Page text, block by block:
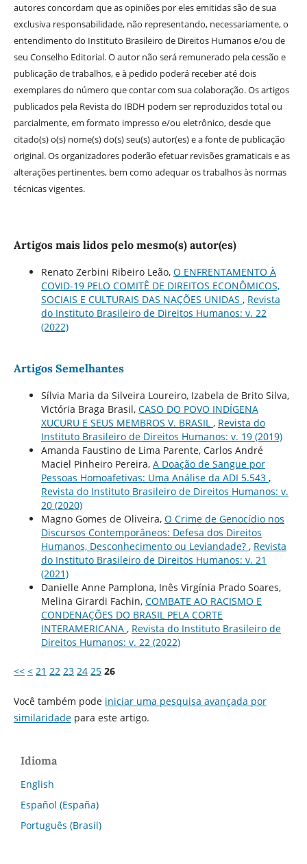
autores concordam que as opiniões por eles emitidas são de sua
exclusiva responsabilidade, não representando, necessariamente, o
entendimento do Instituto Brasileiro de Direitos Humanos e/ou de
seu Conselho Editorial. O autor não será remunerado pela cessão e
publicação de trabalhos, e à pedido poderá receber até dois
exemplares do número que contar com sua colaboração. Os artigos
publicados pela Revista do IBDH podem ser reproduzidos total ou
parcialmente, em formato impresso e/ou eletrônico, desde que
citado(s) o(s) nome(s) do(s) seu(s) autor(es) e a fonte de publicação
original. Os organizadores poderão efetuar revisões gramaticais e as
alterações pertinentes, bem como adequar os trabalhos às normas
técnicas vigentes.
Artigos mais lidos pelo mesmo(s) autor(es)
Renato Zerbini Ribeiro Leão, O ENFRENTAMENTO À
COVID-19 PELO COMITÊ DE DIREITOS ECONÔMICOS,
SOCIAIS E CULTURAIS DAS NAÇÕES UNIDAS , Revista
do Instituto Brasileiro de Direitos Humanos: v. 22
(2022)
Artigos Semelhantes
Sílvia Maria da Silveira Loureiro, Izabela de Brito Silva,
Victória Braga Brasil, CASO DO POVO INDÍGENA
XUCURU E SEUS MEMBROS V. BRASIL , Revista do
Instituto Brasileiro de Direitos Humanos: v. 19 (2019)
Amanda Faustino de Lima Parente, Carlos André
Maciel Pinheiro Pereira, A Doação de Sangue por
Pessoas Homoafetivas: Uma Análise da ADI 5.543 ,
Revista do Instituto Brasileiro de Direitos Humanos: v.
20 (2020)
Magno Gomes de Oliveira, O Crime de Genocídio nos
Discursos Contemporâneos: Defesa dos Direitos
Humanos, Desconhecimento ou Leviandade? , Revista
do Instituto Brasileiro de Direitos Humanos: v. 21
(2021)
Danielle Anne Pamplona, Inês Virgínia Prado Soares,
Melina Girardi Fachin, COMBATE AO RACISMO E
CONDENAÇÕES DO BRASIL PELA CORTE
INTERAMERICANA , Revista do Instituto Brasileiro de
Direitos Humanos: v. 22 (2022)
<< < 21 22 23 24 25 26
Você também pode iniciar uma pesquisa avançada por
similaridadepara este artigo.
Idioma
English
Español (España)
Português (Brasil)